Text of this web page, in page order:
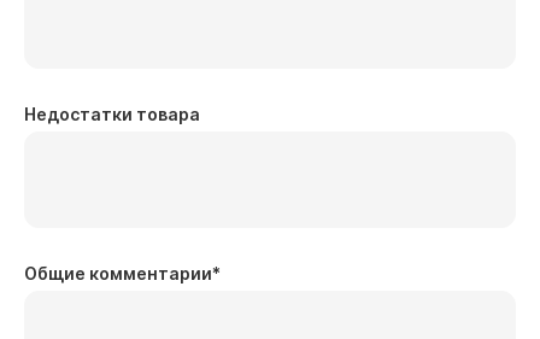
Недостатки товара
Общие комментарии*